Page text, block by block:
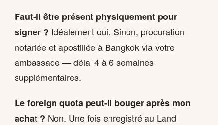
Faut-il être présent physiquement pour
signer ? Idéalement oui. Sinon, procuration
notariée et apostillée à Bangkok via votre
ambassade — délai 4 à 6 semaines
supplémentaires.
Le foreign quota peut-il bouger après mon
achat ? Non. Une fois enregistré au Land